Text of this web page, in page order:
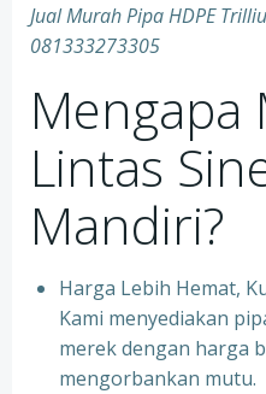
Jual Murah Pipa HDPE
081333273305
Mengapa
Lintas
Mandiri?
Harga Lebih Hemat,
Kami menyediakan
merek dengan harga
mengorbankan mutu.